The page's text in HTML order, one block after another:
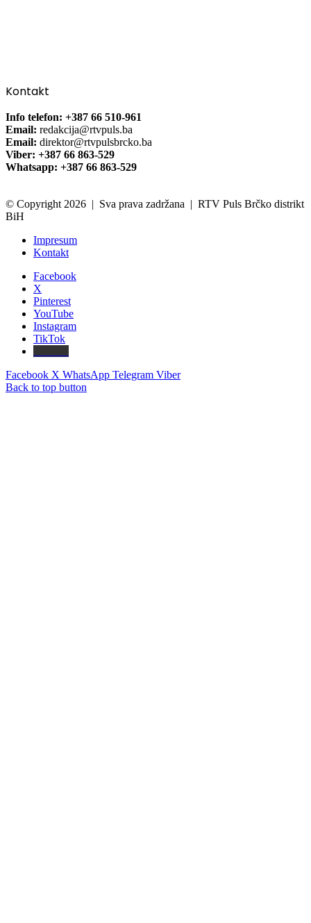
Kontakt
Info telefon: +387 66 510-961
Email: redakcija@rtvpuls.ba
Email: direktor@rtvpulsbrcko.ba
Viber: +387 66 863-529
Whatsapp: +387 66 863-529
© Copyright 2026 | Sva prava zadržana | RTV Puls Brčko distrikt
BiH
Impresum
Kontakt
Facebook
X
Pinterest
YouTube
Instagram
TikTok
Facebook X WhatsApp Telegram Viber
Back to top button